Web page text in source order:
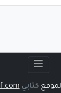
كتابي